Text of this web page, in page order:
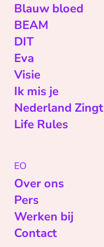
Blauw bloed
BEAM
DIT
Eva
Visie
Ik mis je
Nederland Zingt
Life Rules
EO
Over ons
Pers
Werken bij
Contact